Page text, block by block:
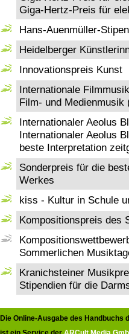
Giga-Hertz-Preis für
Hans-Auenmüller-
Heidelberger
Innovationspreis Kunst
Internationale
Film- und Medienmusik
Internationaler Aeolus
Internationaler Aeolus
beste Interpretation
Sonderpreis für die
Werkes
kiss - Kultur in Schule
Kompositionspreis des
Sommerlichen
Kranichsteiner
Stipendien für die
Die Online-Ausgabe des Handbuchs